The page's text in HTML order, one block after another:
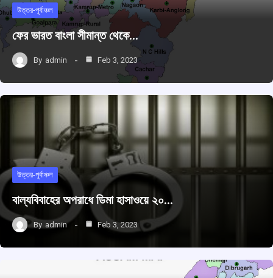
উত্তর-পূর্বাঞ্চল
ফের ভারত বাংলা সীমান্ত থেকে…
By admin Feb 3, 2023
উত্তর-পূর্বাঞ্চল
বাল্যবিবাহের অপরাধে ডিমা হাসাওয়ে ২০…
By admin Feb 3, 2023